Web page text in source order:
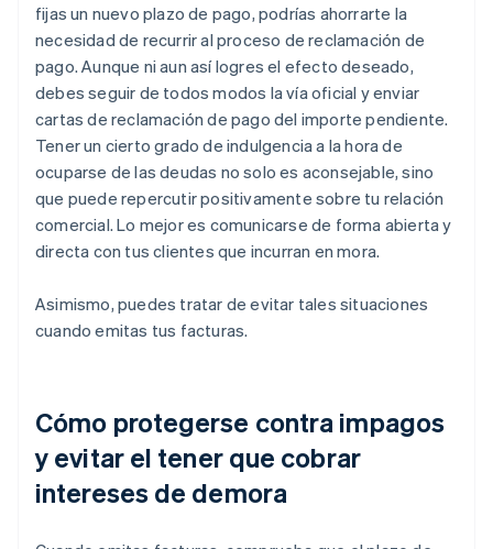
fijas un nuevo plazo de pago, podrías ahorrarte la
necesidad de recurrir al proceso de reclamación de
pago. Aunque ni aun así logres el efecto deseado,
debes seguir de todos modos la vía oficial y enviar
cartas de reclamación de pago del importe pendiente.
Tener un cierto grado de indulgencia a la hora de
ocuparse de las deudas no solo es aconsejable, sino
que puede repercutir positivamente sobre tu relación
comercial. Lo mejor es comunicarse de forma abierta y
directa con tus clientes que incurran en mora.
Asimismo, puedes tratar de evitar tales situaciones
cuando emitas tus facturas.
Cómo protegerse contra impagos
y evitar el tener que cobrar
intereses de demora